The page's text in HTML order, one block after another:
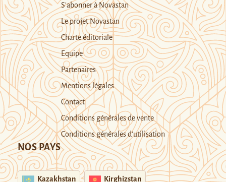
S’abonner à Novastan
Le projet Novastan
Charte éditoriale
Equipe
Partenaires
Mentions légales
Contact
Conditions générales de vente
Conditions générales d’utilisation
NOS PAYS
Kazakhstan Kirghizstan